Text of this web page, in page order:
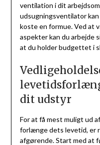
ventilation i dit
udsugningsventilator
koste en formue. Ved at
aspekter kan du arbejde
at du holder budgettet i
dit udstyr
For at få mest muligt ud
forlænge dets levetid, er
afgørende. Start med at